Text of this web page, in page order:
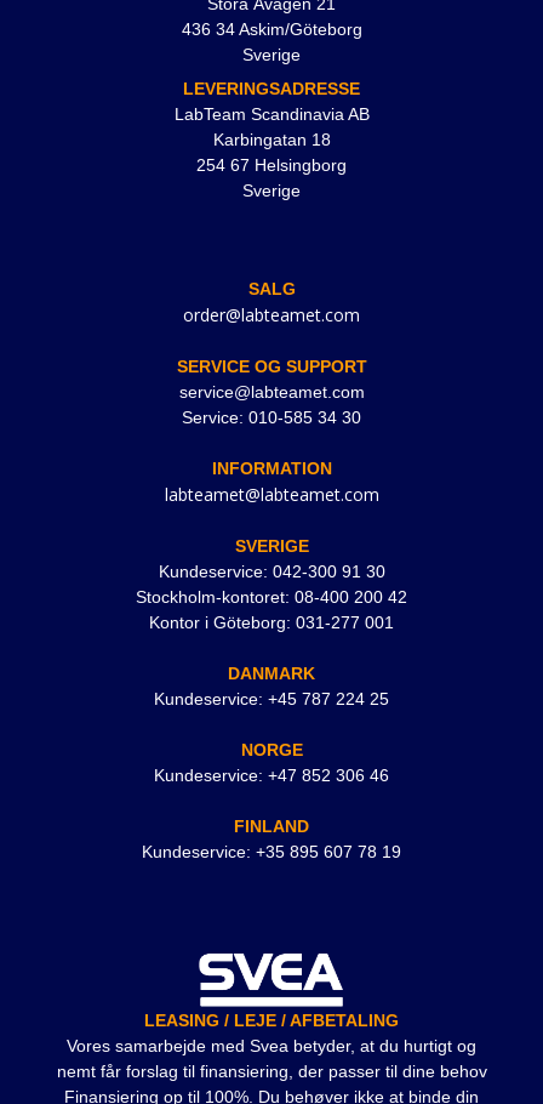
436 34 Askim/Göteborg
Sverige
LEVERINGSADRESSE
LabTeam Scandinavia AB
Karbingatan 18
254 67 Helsingborg
Sverige
SALG
order@labteamet.com
SERVICE OG SUPPORT
service@labteamet.com
Service: 010-585 34 30
INFORMATION
labteamet@labteamet.com
SVERIGE
Kundeservice: 042-300 91 30
Stockholm-kontoret: 08-400 200 42
Kontor i Göteborg: 031-277 001
DANMARK
Kundeservice: +45 787 224 25
NORGE
Kundeservice: +47 852 306 46
FINLAND
Kundeservice: +35 895 607 78 19
LEASING / LEJE / AFBETALING
Vores samarbejde med Svea betyder, at du hurtigt og
nemt får forslag til finansiering, der passer til dine behov
Finansiering op til 100%. Du behøver ikke at binde din